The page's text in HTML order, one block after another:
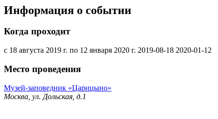
Информация о событии
Когда проходит
с 18 августа 2019 г. по 12 января 2020 г. 2019-08-18 2020-01-12
Место проведения
Музей-заповедник «Царицыно»
Москва, ул. Дольская, д.1